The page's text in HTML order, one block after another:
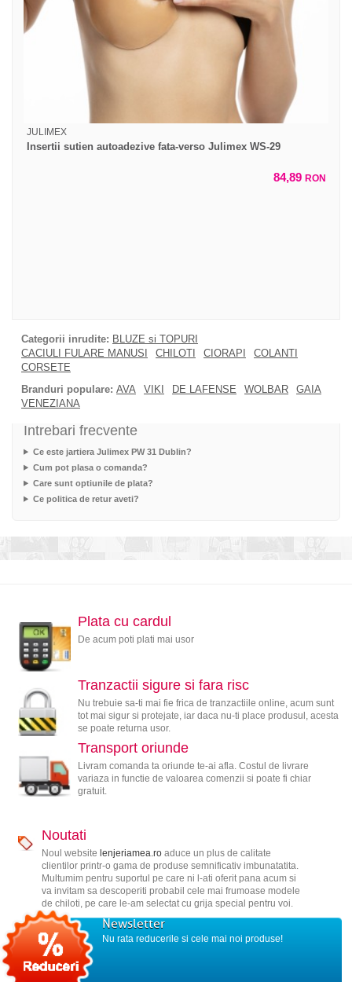
JULIMEX
Insertii sutien autoadezive fata-verso Julimex WS-29
84,89 RON
Categorii inrudite: BLUZE si TOPURI
CACIULI FULARE MANUSI
CHILOTI CIORAPI
COLANTI
CORSETE
Branduri populare: AVA VIKI DE LAFENSE WOLBAR
GAIA
VENEZIANA
Intrebari frecvente
Ce este jartiera Julimex PW 31 Dublin?
Cum pot plasa o comanda?
Care sunt optiunile de plata?
Ce politica de retur aveti?
Plata cu cardul
De acum poti plati mai usor
Tranzactii sigure si fara risc
Nu trebuie sa-ti mai fie frica de tranzactiile online, acum sunt
tot mai sigur si protejate, iar daca nu-ti place produsul, acesta
se poate returna usor.
Transport oriunde
Livram comanda ta oriunde te-ai afla. Costul de livrare
variaza in functie de valoarea comenzii si poate fi chiar
gratuit.
Noutati
Noul website lenjeriamea.roaduce un plus de calitate
clientilor printr-o gama de produse semnificativ imbunatatita.
Multumim pentru suportul pe care ni l-ati oferit pana acum si
va invitam sa descoperiti probabil cele mai frumoase modele
de chiloti, pe care le-am selectat cu grija special pentru voi.
Newsletter
Nu rata reducerile si cele mai noi produse!